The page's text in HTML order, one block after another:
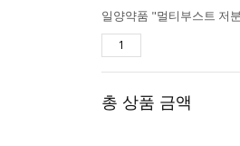
총 상품 금액